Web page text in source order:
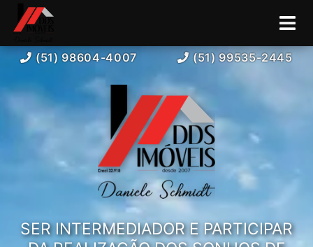
(51) 98604-4007 (51) 99535-2445
SER INTERMEDIADOR E PARTICIPAR